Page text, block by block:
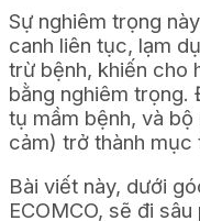
Sự nghiêm trọng
canh liên tục, lạm
trừ bệnh, khiến cho
bằng nghiêm trọng.
tụ mầm bệnh, và
cảm) trở thành mục
Bài viết này, dưới